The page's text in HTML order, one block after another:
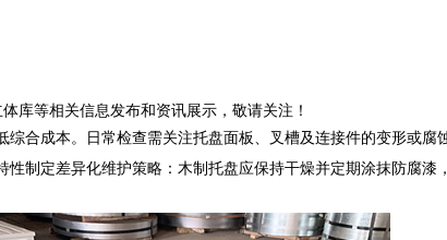
库等相关信息发布和资讯展示，敬请关注！
合成本。日常检查需关注托盘面板、叉槽及连接件的变形或
制定差异化维护策略：木制托盘应保持干燥并定期涂抹防腐漆，